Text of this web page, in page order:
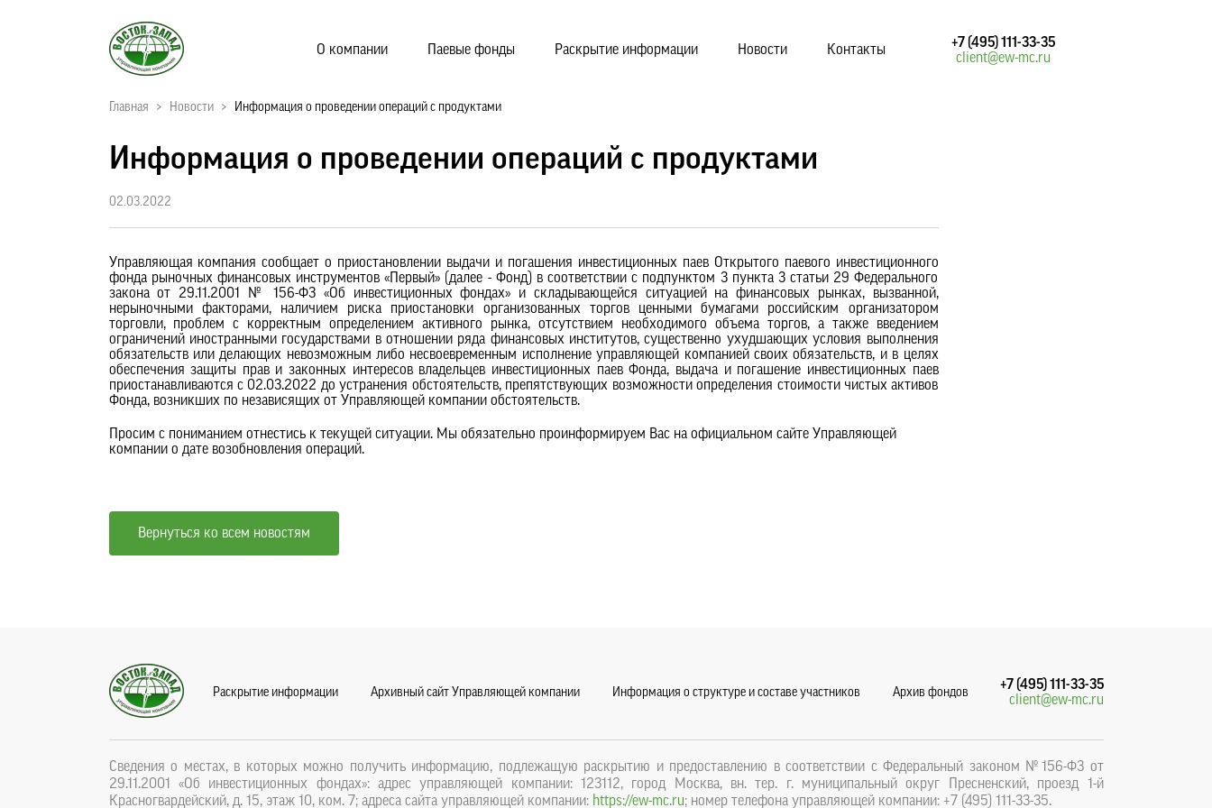
О компании Паевые фонды Раскрытие информации Новости Контакты
+7 (495) 111-33-35
client@ew-mc.ru
Главная > Новости > Информация о проведении операций с продуктами
Информация о проведении операций с продуктами
02.03.2022
Управляющая компания сообщает о приостановлении выдачи и погашения инвестиционных паев Открытого паевого инвестиционного
фонда рыночных финансовых инструментов «Первый» (далее - Фонд) в соответствии с подпунктом 3 пункта 3 статьи 29 Федерального
закона от 29.11.2001 № 156-ФЗ «Об инвестиционных фондах» и складывающейся ситуацией на финансовых рынках, вызванной,
нерыночными факторами, наличием риска приостановки организованных торгов ценными бумагами российским организатором
торговли, проблем с корректным определением активного рынка, отсутствием необходимого объема торгов, а также введением
ограничений иностранными государствами в отношении ряда финансовых институтов, существенно ухудшающих условия выполнения
обязательств или делающих невозможным либо несвоевременным исполнение управляющей компанией своих обязательств, и в целях
обеспечения защиты прав и законных интересов владельцев инвестиционных паев Фонда, выдача и погашение инвестиционных паев
приостанавливаются с 02.03.2022 до устранения обстоятельств, препятствующих возможности определения стоимости чистых активов
Фонда, возникших по независящих от Управляющей компании обстоятельств.
Просим с пониманием отнестись к текущей ситуации. Мы обязательно проинформируем Вас на официальном сайте Управляющей
компании о дате возобновления операций.
Вернуться ко всем новостям
Раскрытие информации Архивный сайт Управляющей компании Информация о структуре и составе участников Архив фондов
+7 (495) 111-33-35
client@ew-mc.ru
Сведения о местах, в которых можно получить информацию, подлежащую раскрытию и предоставлению в соответствии с Федеральный законом №156-ФЗ от
29.11.2001 «Об инвестиционных фондах»: адрес управляющей компании: 123112, город Москва, вн. тер. г. муниципальный округ Пресненский, проезд 1-й
Красногвардейский, д. 15, этаж 10, ком. 7; адреса сайта управляющей компании: https://ew-mc.ru; номер телефона управляющей компании: +7 (495) 111-33-35.